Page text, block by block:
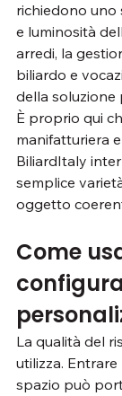
richiedono uno
e luminosità
arredi, la
biliardo e
della soluzione
È proprio qui
manifatturiera
BiliardItaly
semplice
oggetto
Come
La qualità del
utilizza.
spazio può